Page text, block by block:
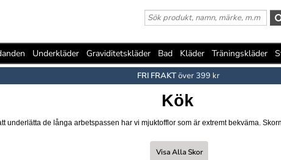
Underkläder Graviditetskläder Bad Kläder Träningskläder
FRI FRAKTöver 399 kr
Kök
underlätta de långa arbetspassen har vi mjuktofflor som är extremt bekväma.
Visa Alla Skor